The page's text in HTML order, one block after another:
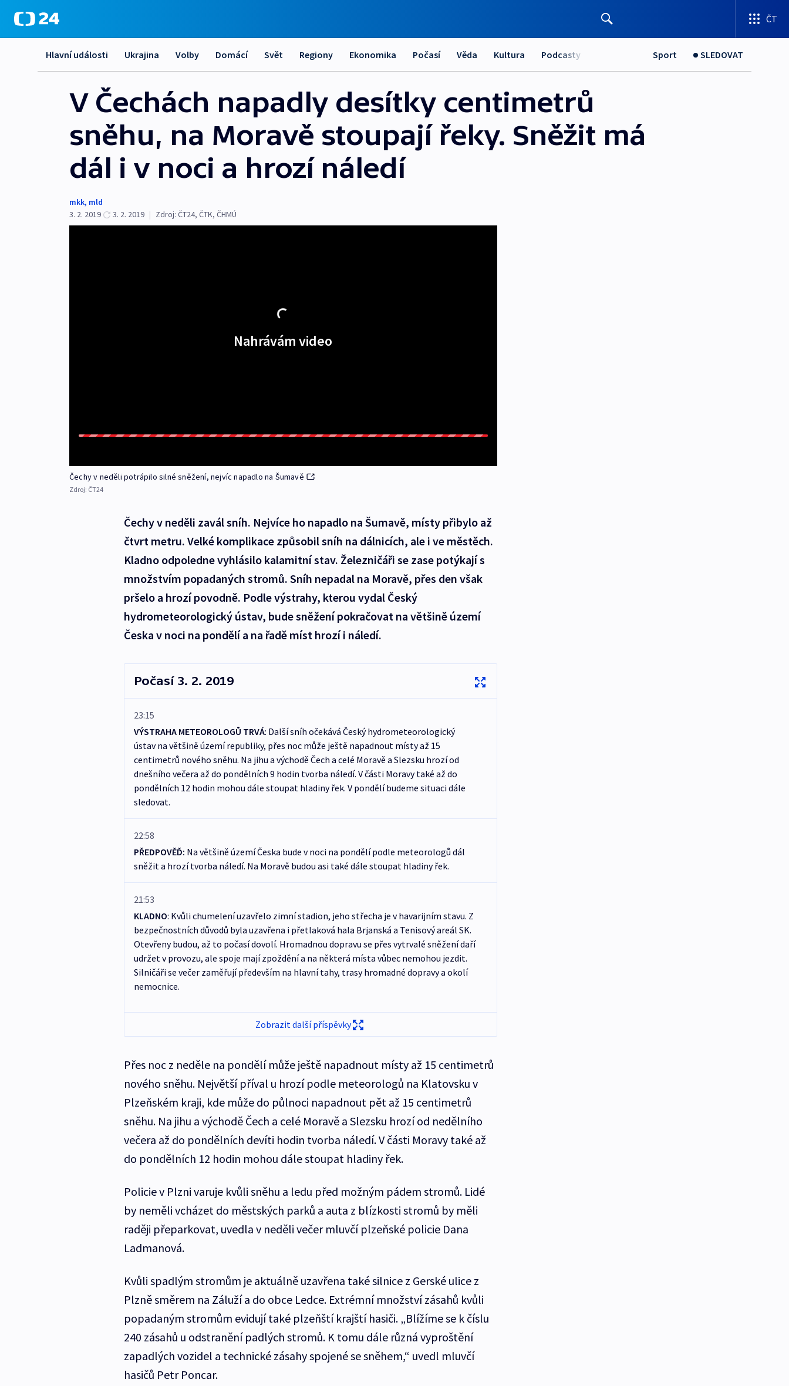
ČT
Hlavní události Ukrajina Volby Domácí Svět Regiony Ekonomika Počasí Věda Kultura Podcasty Sport SLEDOVAT
V Čechách napadly desítky centimetrů
sněhu, na Moravě stoupají řeky. Sněžit má
dál i v noci a hrozí náledí
mkk, mld
3. 2. 2019
3. 2. 2019 | Zdroj: ČT24, ČTK, ČHMÚ
Nahrávám video
Čechy v neděli potrápilo silné sněžení, nejvíc napadlo na Šumavě
Zdroj: ČT24
Čechy v neděli zavál sníh. Nejvíce ho napadlo na Šumavě, místy přibylo až
čtvrt metru. Velké komplikace způsobil sníh na dálnicích, ale i ve městěch.
Kladno odpoledne vyhlásilo kalamitní stav. Železničáři se zase potýkají s
množstvím popadaných stromů. Sníh nepadal na Moravě, přes den však
pršelo a hrozí povodně. Podle výstrahy, kterou vydal Český
hydrometeorologický ústav, bude sněžení pokračovat na většině území
Česka v noci na pondělí a na řadě míst hrozí i náledí.
Počasí 3. 2. 2019
23:15
VÝSTRAHA METEOROLOGŮ TRVÁ: Další sníh očekává Český hydrometeorologický
ústav na většině území republiky, přes noc může ještě napadnout místy až 15
centimetrů nového sněhu. Na jihu a východě Čech a celé Moravě a Slezsku hrozí od
dnešního večera až do pondělních 9 hodin tvorba náledí. V části Moravy také až do
pondělních 12 hodin mohou dále stoupat hladiny řek. V pondělí budeme situaci dále
sledovat.
22:58
PŘEDPOVĚĎ: Na většině území Česka bude v noci na pondělí podle meteorologů dál
sněžit a hrozí tvorba náledí. Na Moravě budou asi také dále stoupat hladiny řek.
21:53
KLADNO: Kvůli chumelení uzavřelo zimní stadion, jeho střecha je v havarijním stavu. Z
bezpečnostních důvodů byla uzavřena i přetlaková hala Brjanská a Tenisový areál SK.
Otevřeny budou, až to počasí dovolí. Hromadnou dopravu se přes vytrvalé sněžení daří
udržet v provozu, ale spoje mají zpoždění a na některá místa vůbec nemohou jezdit.
Silničáři se večer zaměřují především na hlavní tahy, trasy hromadné dopravy a okolí
nemocnice.
Zobrazit další příspěvky
Přes noc z neděle na pondělí může ještě napadnout místy až 15 centimetrů
nového sněhu. Největší příval u hrozí podle meteorologů na Klatovsku v
Plzeňském kraji, kde může do půlnoci napadnout pět až 15 centimetrů
sněhu. Na jihu a východě Čech a celé Moravě a Slezsku hrozí od nedělního
večera až do pondělních devíti hodin tvorba náledí. V části Moravy také až
do pondělních 12 hodin mohou dále stoupat hladiny řek.
Policie v Plzni varuje kvůli sněhu a ledu před možným pádem stromů. Lidé
by neměli vcházet do městských parků a auta z blízkosti stromů by měli
raději přeparkovat, uvedla v neděli večer mluvčí plzeňské policie Dana
Ladmanová.
Kvůli spadlým stromům je aktuálně uzavřena také silnice z Gerské ulice z
Plzně směrem na Záluží a do obce Ledce. Extrémní množství zásahů kvůli
popadaným stromům evidují také plzeňští krajští hasiči. „Blížíme se k číslu
240 zásahů u odstranění padlých stromů. K tomu dále různá vyproštění
zapadlých vozidel a technické zásahy spojené se sněhem,“ uvedl mluvčí
hasičů Petr Poncar.